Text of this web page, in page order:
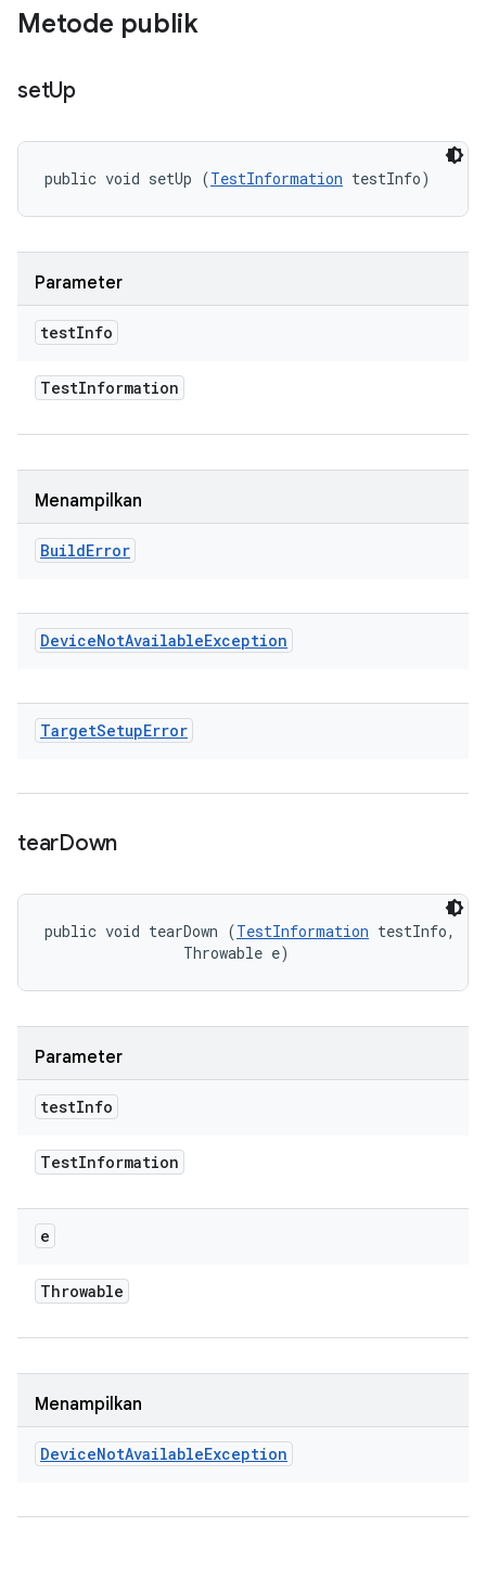
Metode publik
setUp
public void setUp (TestInformation testInfo)
Parameter
testInfo
TestInformation
Menampilkan
BuildError
DeviceNotAvailableException
TargetSetupError
tearDown
public void tearDown (TestInformation testInfo,
                Throwable e)
Parameter
testInfo
TestInformation
e
Throwable
Menampilkan
DeviceNotAvailableException